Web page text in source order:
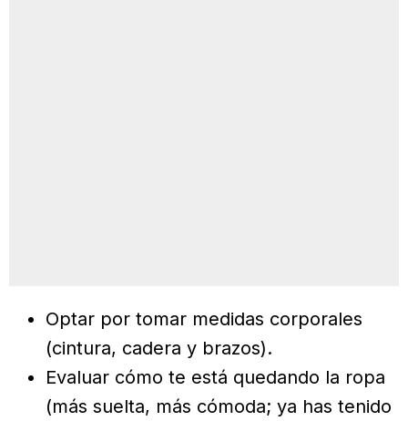
Optar por tomar medidas corporales
(cintura, cadera y brazos).
Evaluar cómo te está quedando la ropa
(más suelta, más cómoda; ya has tenido